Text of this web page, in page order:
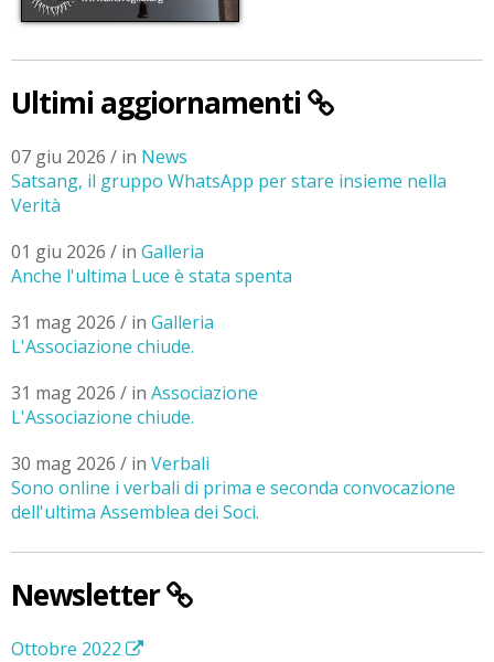
Ultimi aggiornamenti
07 giu 2026 / in News
Satsang, il gruppo WhatsApp per stare insieme nella
Verità
01 giu 2026 / in Galleria
Anche l'ultima Luce è stata spenta
31 mag 2026 / in Galleria
L'Associazione chiude.
31 mag 2026 / in Associazione
L'Associazione chiude.
30 mag 2026 / in Verbali
Sono online i verbali di prima e seconda convocazione
dell'ultima Assemblea dei Soci.
Newsletter
Ottobre 2022